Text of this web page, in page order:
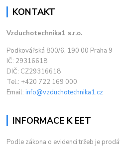
KONTAKT
Vzduchotechnika1 s.r.o.
Podkovářská 800/6, 190 00 Praha 9
IČ: 29316618
DIČ: CZ29316618
Tel.: +420 722 169 000
Email:info@vzduchotechnika1.cz
INFORMACE K EET
Podle zákona o evidenci tržeb je